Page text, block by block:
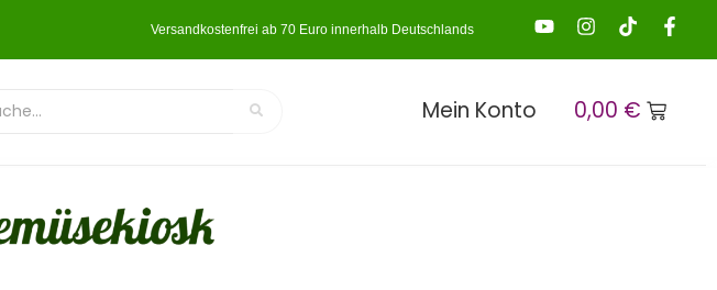
Versandkostenfrei ab 70 Euro innerhalb Deutschlands
Mein Konto 0,00 €